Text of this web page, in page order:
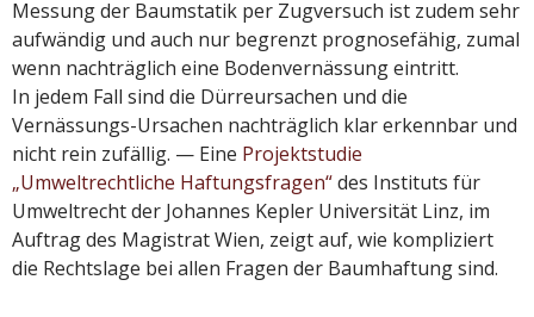
Messung der Baumstatik per Zugversuch ist zudem sehr
aufwändig und auch nur begrenzt prognosefähig, zumal
wenn nachträglich eine Bodenvernässung eintritt.
In jedem Fall sind die Dürreursachen und die
Vernässungs-Ursachen nachträglich klar erkennbar und
nicht rein zufällig. — Eine Projektstudie
„Umweltrechtliche Haftungsfragen“des Instituts für
Umweltrecht der Johannes Kepler Universität Linz, im
Auftrag des Magistrat Wien, zeigt auf, wie kompliziert
die Rechtslage bei allen Fragen der Baumhaftung sind.